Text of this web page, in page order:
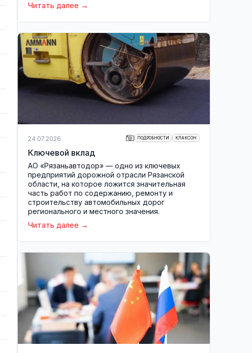
Читать далее
24.07.2026 ПОДРОБНОСТИ КЛАКСОН
Ключевой вклад
АО «Рязаньавтодор» — одно из ключевых
предприятий дорожной отрасли Рязанской
области, на которое ложится значительная
часть работ по содержанию, ремонту и
строительству автомобильных дорог
регионального и местного значения.
Читать далее